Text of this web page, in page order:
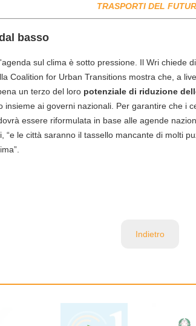
TRASPORTI DEL
basso
sul clima è sotto pressione. Il Wri chiede
Coalition for Urban Transitions mostra che, a
un terzo del loro potenziale di riduzione
insieme ai governi nazionali. Per garantire che i
essere riformulata in base alle agende
“e le città saranno il tassello mancante di molti
Indietro